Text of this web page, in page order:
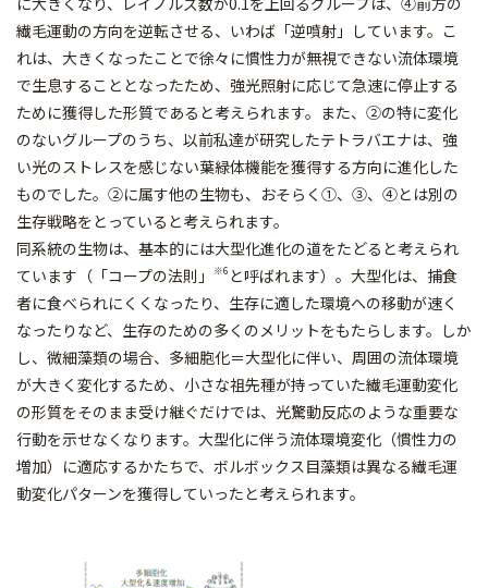
繊毛運動の方向を逆転させる、いわば「逆噴射」しています。こ
れは、大きくなったことで徐々に慣性力が無視できない流体環境
で生息することとなったため、強光照射に応じて急速に停止する
ために獲得した形質であると考えられます。また、②の特に変化
のないグループのうち、以前私達が研究したテトラバエナは、強
い光のストレスを感じない葉緑体機能を獲得する方向に進化した
ものでした。②に属す他の生物も、おそらく①、③、④とは別の
生存戦略をとっていると考えられます。
同系統の生物は、基本的には大型化進化の道をたどると考えられ
ています（「コープの法則」
※6 と呼ばれます）。大型化は、捕食
者に食べられにくくなったり、生存に適した環境への移動が速く
なったりなど、生存のための多くのメリットをもたらします。しか
し、微細藻類の場合、多細胞化＝大型化に伴い、周囲の流体環境
が大きく変化するため、小さな祖先種が持っていた繊毛運動変化
の形質をそのまま受け継ぐだけでは、光驚動反応のような重要な
行動を示せなくなります。大型化に伴う流体環境変化（慣性力の
増加）に適応するかたちで、ボルボックス目藻類は異なる繊毛運
動変化パターンを獲得していったと考えられます。